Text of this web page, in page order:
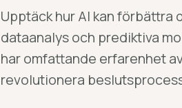
Upptäck hur AI kan
dataanalys och prediktiva
har omfattande erfarenhet
revolutionera